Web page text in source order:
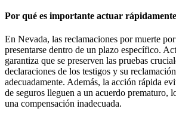
Por qué es importante actuar rápidamente
En Nevada, las reclamaciones por muerte
presentarse dentro de un plazo específico.
garantiza que se preserven las pruebas
declaraciones de los testigos y su
adecuadamente. Además, la acción rápida
de seguros lleguen a un acuerdo prematuro,
una compensación inadecuada.